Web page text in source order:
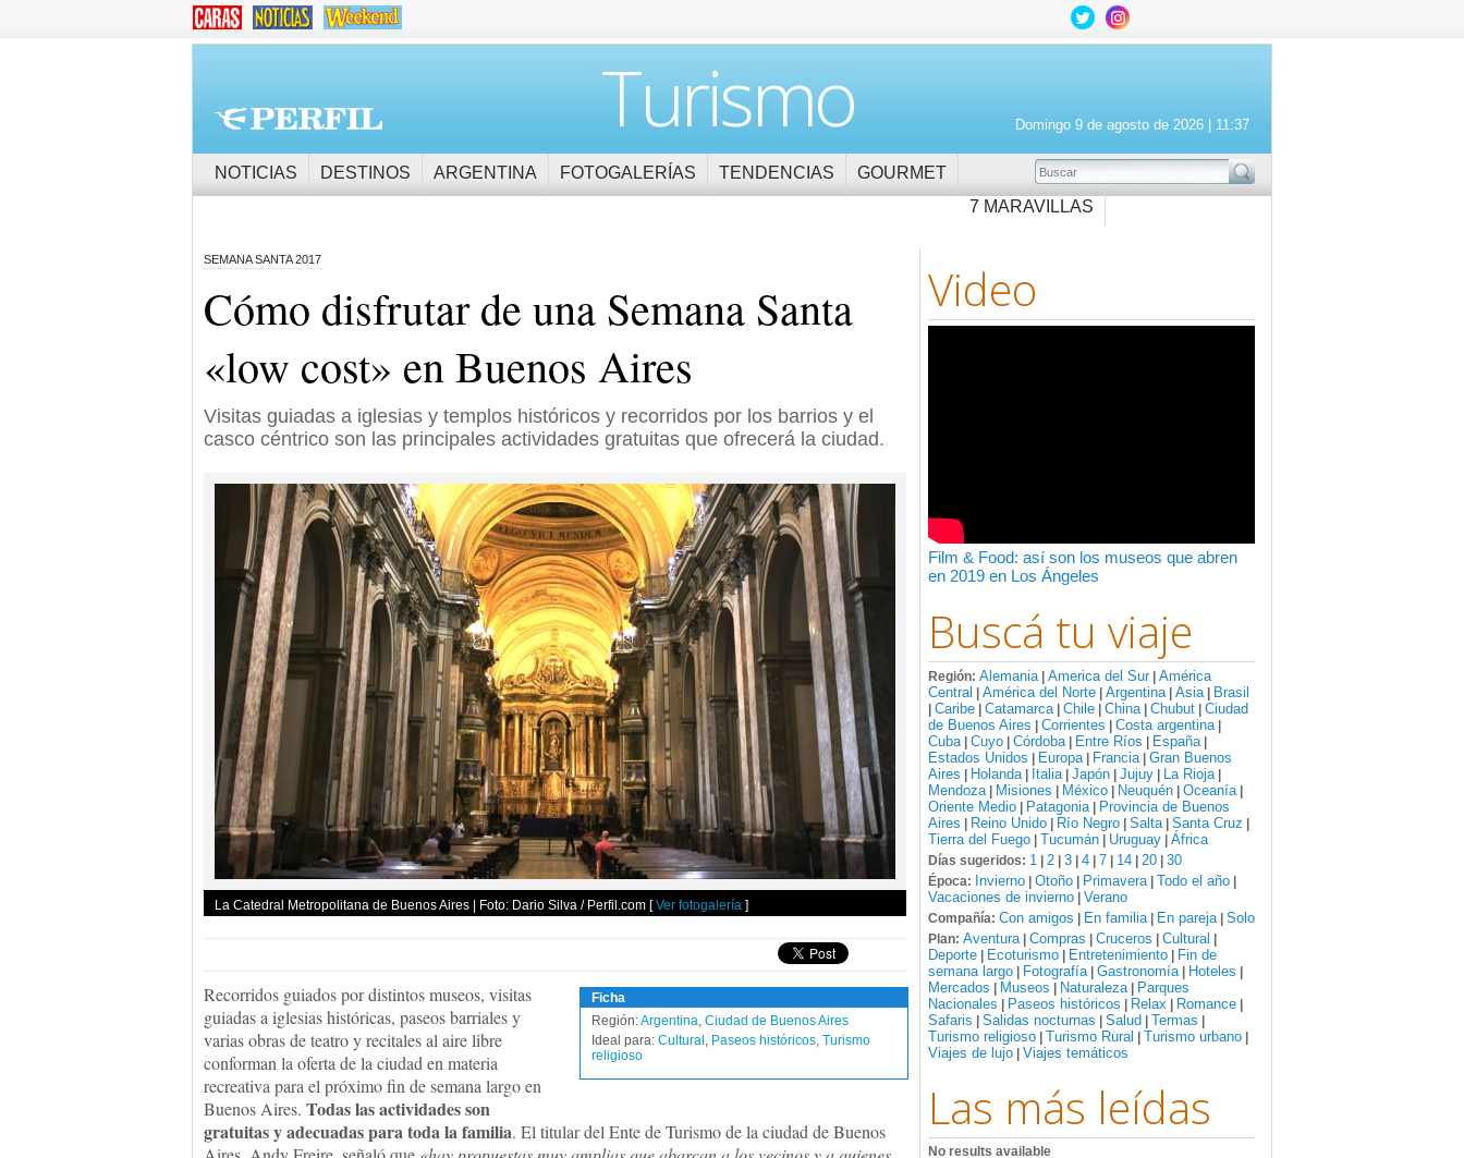
Domingo 9 de agosto de 2026 | 11:37
Turismo
BUSCAR
NOTICIAS DESTINOS ARGENTINA FOTOGALERÍAS TENDENCIAS
GOURMET
7 MARAVILLAS
Video
Film & Food: así son los museos que abren
en 2019 en Los Ángeles
Buscá tu viaje
Región: Alemania| America del Sur| América
Central
América del Norte Argentina| Asia| Brasil
Caribe Catamarca| Chile China| Chubut Ciudad
de Buenos Aires
Corrientes Costa argentina|
Cuba| Cuyo Córdoba| Entre Ríos España|
Estados Unidos Europa| Francia| Gran Buenos
Aires
Holanda| Italia| Japón Jujuy La Rioja|
Mendoza| Misiones México Neuquén Oceanía|
Oriente Medio Patagonia|
Provincia de Buenos
Aires
Reino Unido Río Negro Salta| Santa Cruz
Tierra del Fuego Tucumán Uruguay África
Días sugeridos: 1 2 3 4 7 14 20 30
Época: Invierno Otoño Primavera| Todo el año
Vacaciones de invierno Verano
Compañía: Con amigos En familia| En pareja| Solo
Plan: Aventura| Compras Cruceros Cultural
Deporte Ecoturismo Entretenimiento
Fin de
semana largo
Fotografía| Gastronomía| Hoteles
Mercados Museos Naturaleza|
Parques
Nacionales
Paseos históricos Relax Romance
Safaris Salidas nocturnas Salud Termas
Turismo religioso Turismo Rural Turismo urbano
Viajes de lujo Viajes temáticos
Las más leídas
No results available
SEMANA SANTA 2017
Cómo disfrutar de una Semana Santa
«low cost» en Buenos Aires
Visitas guiadas a iglesias y templos históricos y recorridos por los barrios y el
casco céntrico son las principales actividades gratuitas que ofrecerá la ciudad.
La Catedral Metropolitana de Buenos Aires | Foto: Dario Silva / Perfil.com [Ver fotogalería ]
Ficha
Región:Argentina, Ciudad de Buenos Aires
Ideal para: Cultural , Paseos históricos, Turismo
religioso
Recorridos guiados por distintos museos, visitas
guiadas a iglesias históricas, paseos barriales y
varias obras de teatro y recitales al aire libre
conforman la oferta de la ciudad en materia
recreativa para el próximo fin de semana largo en
Buenos Aires. Todas las actividades son
gratuitas y adecuadas para toda la familia. El titular del Ente de Turismo de la ciudad de Buenos